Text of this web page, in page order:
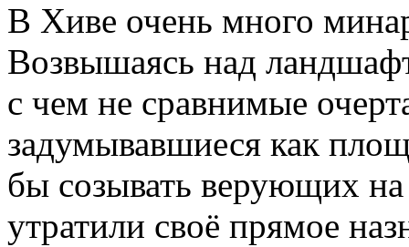
В Хиве очень много
Возвышаясь над
с чем не сравнимые
задумывавшиеся как
бы созывать верующих
утратили своё прямое